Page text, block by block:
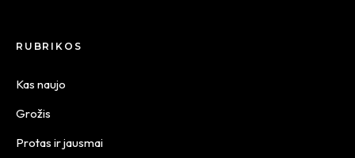
RUBRIKOS
Kas naujo
Grožis
Protas ir jausmai